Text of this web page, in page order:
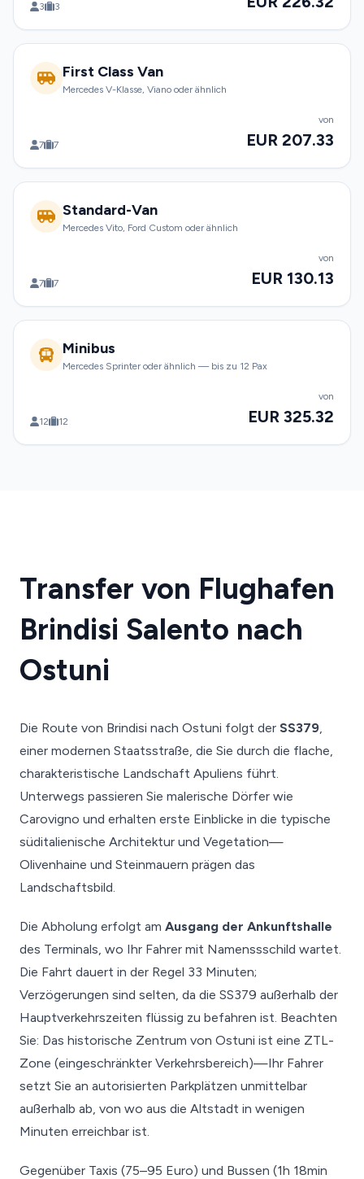
3 3
First Class Van
Mercedes V-Klasse, Viano oder ähnlich
7 7
von
EUR 207.33
Standard-Van
Mercedes Vito, Ford Custom oder ähnlich
7 7
von
EUR 130.13
Minibus
Mercedes Sprinter oder ähnlich — bis zu 12 Pax
12 12
von
EUR 325.32
Transfer von Flughafen
Brindisi Salento nach
Ostuni
Die Route von Brindisi nach Ostuni folgt der SS379,
einer modernen Staatsstraße, die Sie durch die flache,
charakteristische Landschaft Apuliens führt.
Unterwegs passieren Sie malerische Dörfer wie
Carovigno und erhalten erste Einblicke in die typische
süditalienische Architektur und Vegetation—
Olivenhaine und Steinmauern prägen das
Landschaftsbild.
Die Abholung erfolgt am Ausgang der Ankunftshalle
des Terminals, wo Ihr Fahrer mit Namenssschild wartet.
Die Fahrt dauert in der Regel 33 Minuten;
Verzögerungen sind selten, da die SS379 außerhalb der
Hauptverkehrszeiten flüssig zu befahren ist. Beachten
Sie: Das historische Zentrum von Ostuni ist eine ZTL-
Zone (eingeschränkter Verkehrsbereich)—Ihr Fahrer
setzt Sie an autorisierten Parkplätzen unmittelbar
außerhalb ab, von wo aus die Altstadt in wenigen
Minuten erreichbar ist.
Gegenüber Taxis (75–95 Euro) und Bussen (1h 18min